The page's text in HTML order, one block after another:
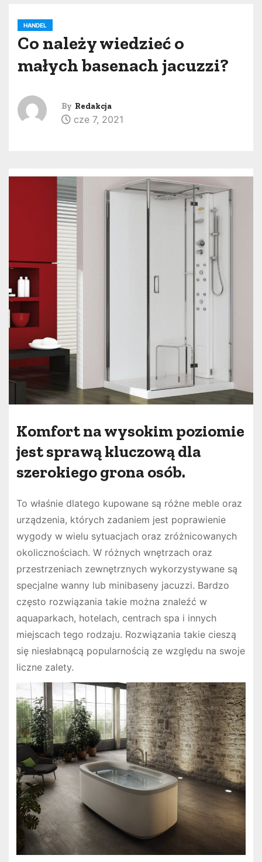
HANDEL
Co należy wiedzieć o
małych basenach jacuzzi?
By Redakcja
cze 7, 2021
Komfort na wysokim poziomie
jest sprawą kluczową dla
szerokiego grona osób.
To właśnie dlatego kupowane są różne meble oraz
urządzenia, których zadaniem jest poprawienie
wygody w wielu sytuacjach oraz zróżnicowanych
okolicznościach. W różnych wnętrzach oraz
przestrzeniach zewnętrznych wykorzystywane są
specjalne wanny lub minibaseny jacuzzi. Bardzo
często rozwiązania takie można znaleźć w
aquaparkach, hotelach, centrach spa i innych
miejscach tego rodzaju. Rozwiązania takie cieszą
się niesłabnącą popularnością ze względu na swoje
liczne zalety.